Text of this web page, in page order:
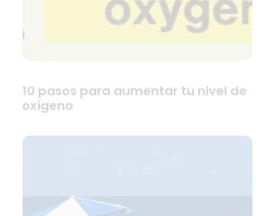
10 pasos para aumentar tu nivel de
oxígeno